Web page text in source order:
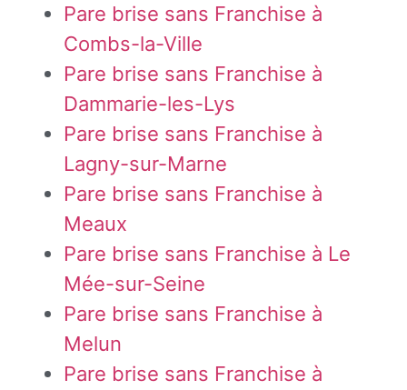
Pare brise sans Franchise à
Combs-la-Ville
Pare brise sans Franchise à
Dammarie-les-Lys
Pare brise sans Franchise à
Lagny-sur-Marne
Pare brise sans Franchise à
Meaux
Pare brise sans Franchise à Le
Mée-sur-Seine
Pare brise sans Franchise à
Melun
Pare brise sans Franchise à